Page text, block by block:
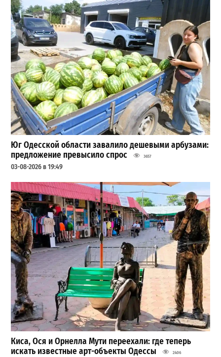
Юг Одесской области завалило дешевыми арбузами:
предложение превысило спрос
3657
03-08-2026 в 19:49
Киса, Ося и Орнелла Мути переехали: где теперь
искать известные арт-объекты Одессы
2406